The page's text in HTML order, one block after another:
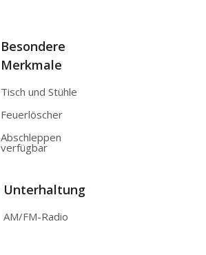
Besondere
Merkmale
Tisch und Stühle
Feuerlöscher
Abschleppen
verfügbar
Unterhaltung
AM/FM-Radio